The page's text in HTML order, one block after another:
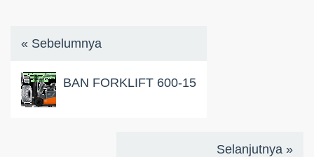
« Sebelumnya
BAN FORKLIFT 600-15
Selanjutnya »